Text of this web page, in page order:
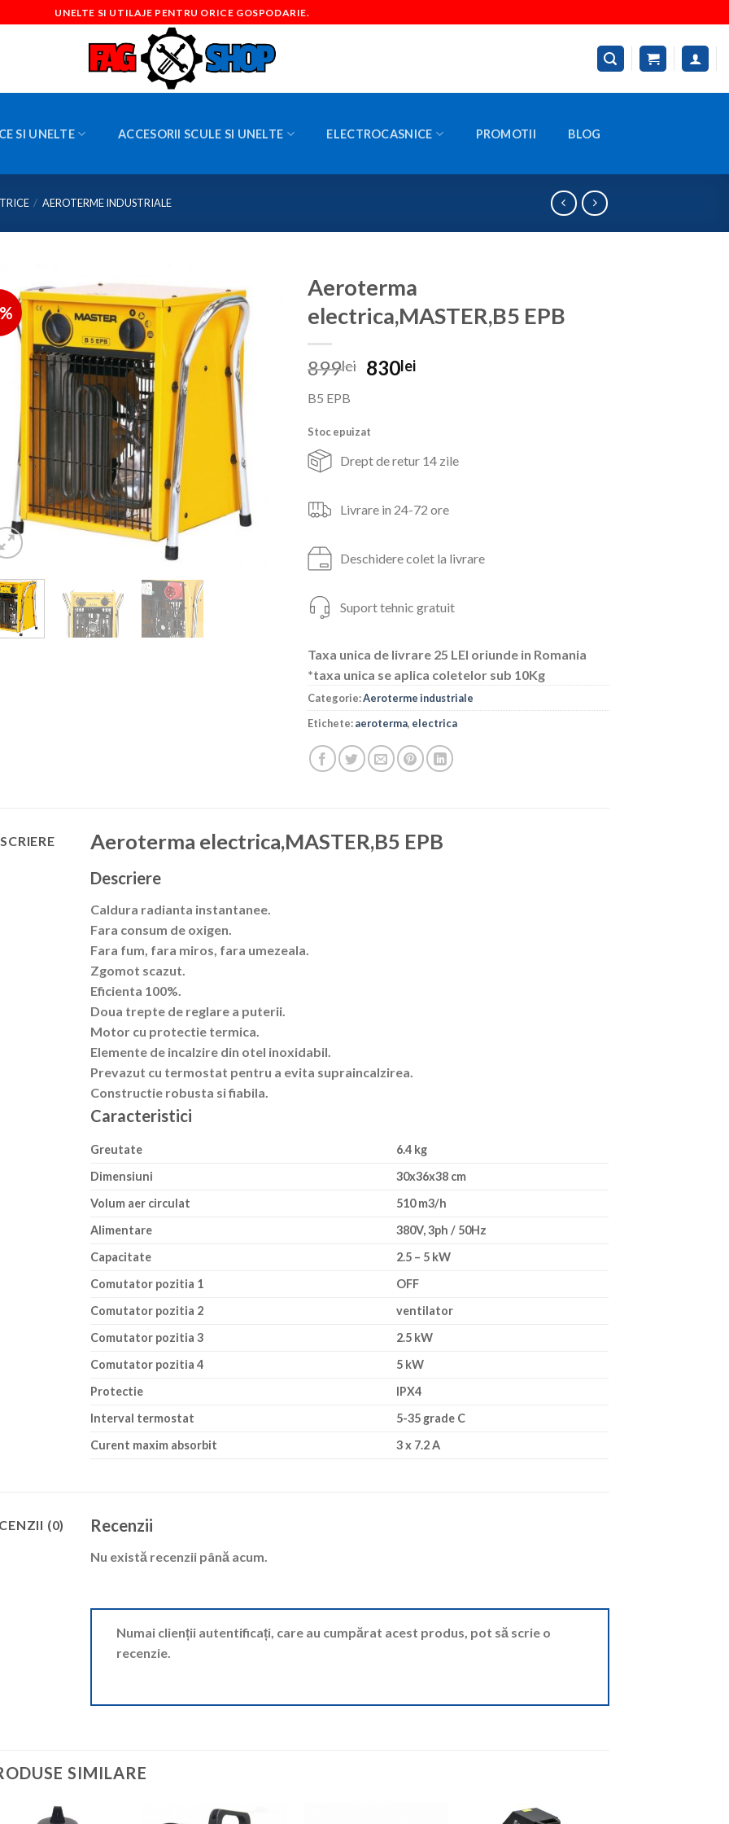
UNELTE SI UTILAJE PENTRU ORICE GOSPODARIE.
SI UNELTE ACCESORII SCULE SI UNELTE ELECTROCASNICE PROMOTII BLOG
/ AEROTERME INDUSTRIALE
Aeroterma
electrica,MASTER,B5 EPB
899lei Prețul
fost:
830leiPrețul
B5 EPB
Stoc epuizat
Drept de retur 14 zile
Livrare in 24-72 ore
Deschidere colet la livrare
Suport tehnic gratuit
Taxa unica de livrare 25 LEI oriunde in Romania
*taxa unica se aplica coletelor sub 10Kg
Categorie:Aeroterme industriale
Etichete:aeroterma, electrica
Aeroterma electrica,MASTER,B5 EPB
Descriere
Caldura radianta instantanee.
Fara consum de oxigen.
Fara fum, fara miros, fara umezeala.
Zgomot scazut.
Eficienta 100%.
Doua trepte de reglare a puterii.
Motor cu protectie termica.
Elemente de incalzire din otel inoxidabil.
Prevazut cu termostat pentru a evita supraincalzirea.
Constructie robusta si fiabila.
Caracteristici
Greutate
6.4 kg
Dimensiuni
30x36x38 cm
Volum aer circulat
510 m3/h
Alimentare
380V, 3ph / 50Hz
Capacitate
2.5 – 5 kW
Comutator pozitia 1
OFF
Comutator pozitia 2
ventilator
Comutator pozitia 3
2.5 kW
Comutator pozitia 4
5 kW
Protectie
IPX4
Interval termostat
5-35 grade C
Curent maxim absorbit
3 x 7.2 A
(0) Recenzii
Nu există recenzii până acum.
Numai clienții autentificați, care au cumpărat acest produs, pot să scrie o
recenzie.
SIMILARE